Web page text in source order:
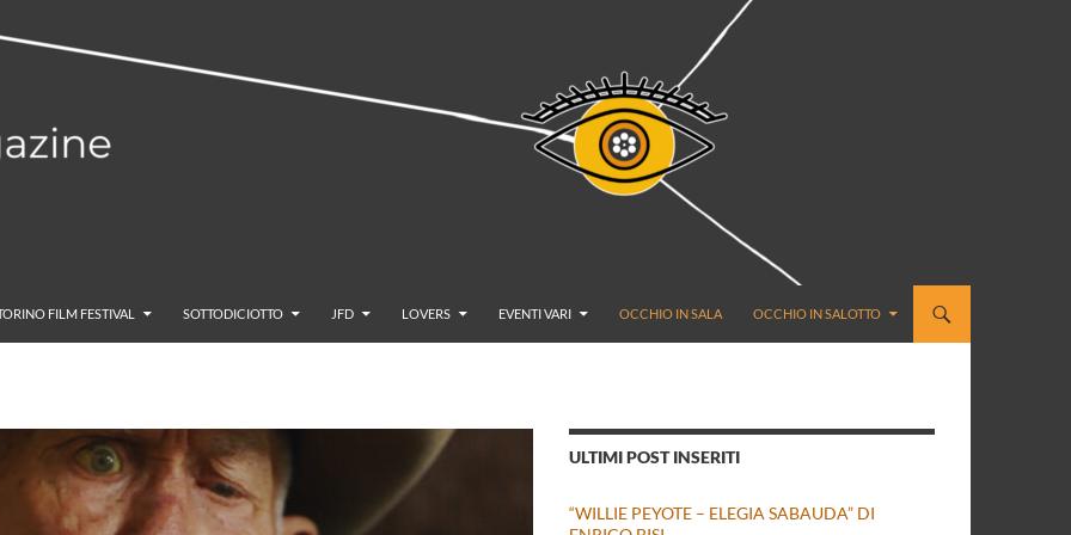
FILM FESTIVAL SOTTODICIOTTO JFD LOVERS EVENTI VARI OCCHIO IN SALA OCCHIO IN SALOTTO
ULTIMI POST INSERITI
“WILLIE PEYOTE – ELEGIA SABAUDA” DI